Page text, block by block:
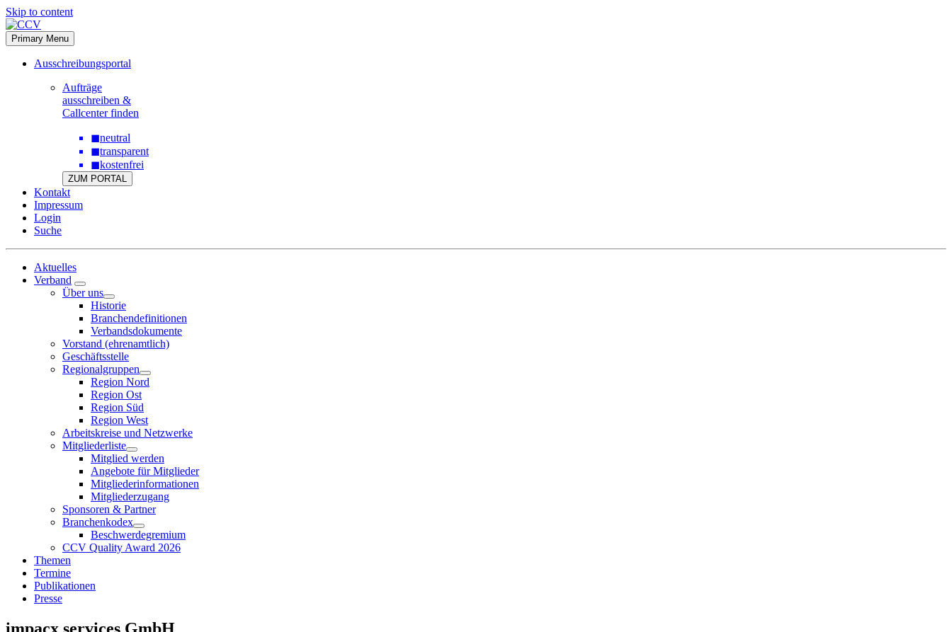
Skip to content
Primary Menu
Ausschreibungsportal
Aufträge
ausschreiben &
Callcenter finden
◼neutral
◼transparent
◼kostenfrei
ZUM PORTAL
Kontakt
Impressum
Login
Suche
Aktuelles
Verband
Über uns
Historie
Branchendefinitionen
Verbandsdokumente
Vorstand (ehrenamtlich)
Geschäftsstelle
Regionalgruppen
Region Nord
Region Ost
Region Süd
Region West
Arbeitskreise und Netzwerke
Mitgliederliste
Mitglied werden
Angebote für Mitglieder
Mitgliederinformationen
Mitgliederzugang
Sponsoren & Partner
Branchenkodex
Beschwerdegremium
CCV Quality Award 2026
Themen
Termine
Publikationen
Presse